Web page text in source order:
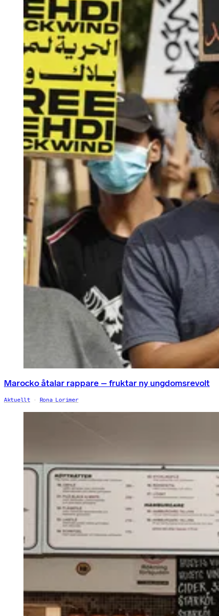
Marocko åtalar rappare – fruktar ny ungdomsrevolt
Aktuellt Rona Lorimer